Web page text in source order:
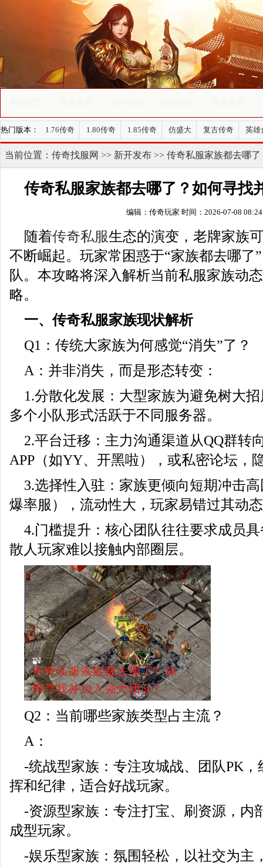
热门版本： 1.76传奇 1.80传奇 1.85传奇 仿盛大 复古传奇 英雄
当前位置： 传奇找服网 >> 新开发布 >> 传奇私服家族都去哪
传奇私服家族都去哪了？如何寻找
编辑：传奇玩家 时间：2026-07-08
随着传奇私服生态的演变，老牌家族
不断崛起。玩家常困惑于“家族都去哪了
队。本攻略将深入解析当前私服家族动
略。
一、传奇私服家族现状解析
Q1：传统大家族为何感觉“消失”了？
A：并非消失，而是形态转变：
1.分散化发展：大型家族为避免树大
多个小队形式活跃于不同服务器。
2.平台迁移：主力沟通渠道从QQ群转
APP（如YY、开黑啦），或私密论坛，
3.选择性入驻：家族更倾向短期冲击
爆率服），流动性大，玩家易错过其动
4.门槛提升：核心团队往往要求成员
散人玩家难以接触内部圈层。
Q2：当前哪些家族类型占主流？
A：
-统战型家族：专注攻城战、团队PK
挥和纪律，适合好战玩家。
-资源型家族：专注打宝、刷资源，内
成型玩家。
-娱乐型家族：氛围轻松，以社交为主